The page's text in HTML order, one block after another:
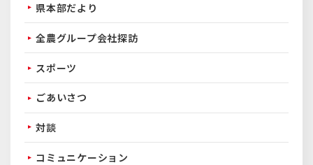
県本部だより
全農グループ会社探訪
スポーツ
ごあいさつ
対談
コミュニケーション